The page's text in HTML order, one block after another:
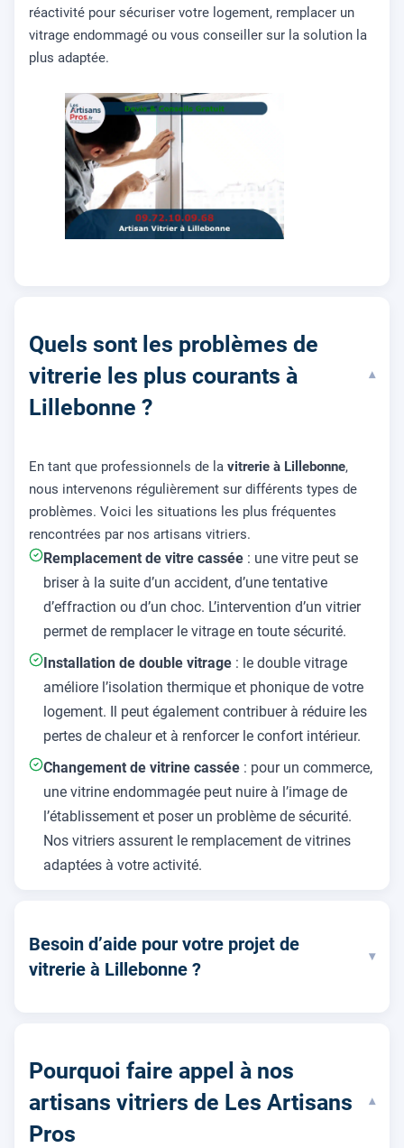
réactivité pour sécuriser votre logement, remplacer un
vitrage endommagé ou vous conseiller sur la solution la
plus adaptée.
Quels sont les problèmes de
vitrerie les plus courants à
Lillebonne ?
▾
En tant que professionnels de la vitrerie à Lillebonne,
nous intervenons régulièrement sur différents types de
problèmes. Voici les situations les plus fréquentes
rencontrées par nos artisans vitriers.
Remplacement de vitre cassée : une vitre peut se
briser à la suite d’un accident, d’une tentative
d’effraction ou d’un choc. L’intervention d’un vitrier
permet de remplacer le vitrage en toute sécurité.
Installation de double vitrage : le double vitrage
améliore l’isolation thermique et phonique de votre
logement. Il peut également contribuer à réduire les
pertes de chaleur et à renforcer le confort intérieur.
Changement de vitrine cassée : pour un commerce,
une vitrine endommagée peut nuire à l’image de
l’établissement et poser un problème de sécurité.
Nos vitriers assurent le remplacement de vitrines
adaptées à votre activité.
Besoin d’aide pour votre projet de
vitrerie à Lillebonne ?
▾
Pourquoi faire appel à nos
artisans vitriers de Les Artisans
Pros
▾